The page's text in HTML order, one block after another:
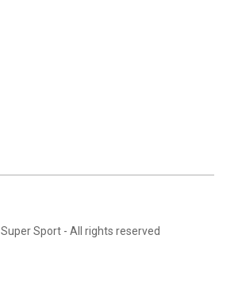
Super Sport- All rights reserved